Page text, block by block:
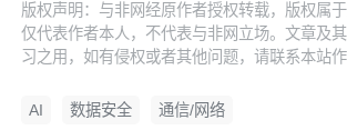
版权声明：与非网经原作者授权转载，版权属
仅代表作者本人，不代表与非网立场。文章及
习之用，如有侵权或者其他问题，请联系本站
AI 数据安全 通信/网络